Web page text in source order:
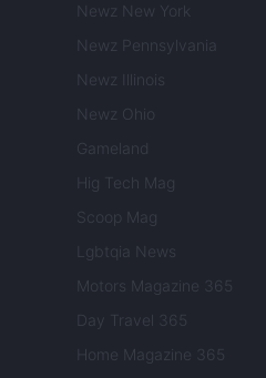
Newz New York
Newz Pennsylvania
Newz Illinois
Newz Ohio
Gameland
Hig Tech Mag
Scoop Mag
Lgbtqia News
Motors Magazine 365
Day Travel 365
Home Magazine 365